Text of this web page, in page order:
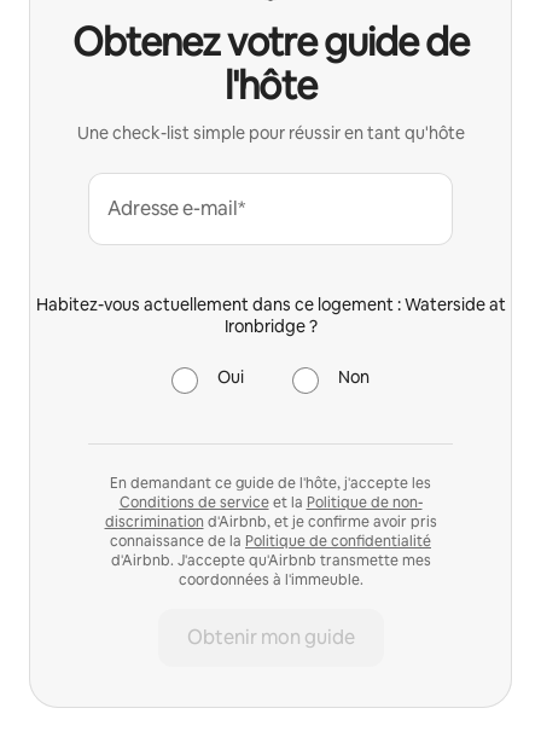
Obtenez votre guide de
l'hôte
Une check-list simple pour réussir en tant qu'hôte
Adresse e-mail*
Habitez-vous actuellement dans ce logement : Waterside at
Ironbridge ?
Oui Non
En demandant ce guide de l'hôte, j'accepte les
Conditions de serviceet la Politique de non-
discrimination d'Airbnb, et je confirme avoir pris
connaissance de la Politique de confidentialité
d'Airbnb. J'accepte qu'Airbnb transmette mes
coordonnées à l'immeuble.
Obtenir mon guide